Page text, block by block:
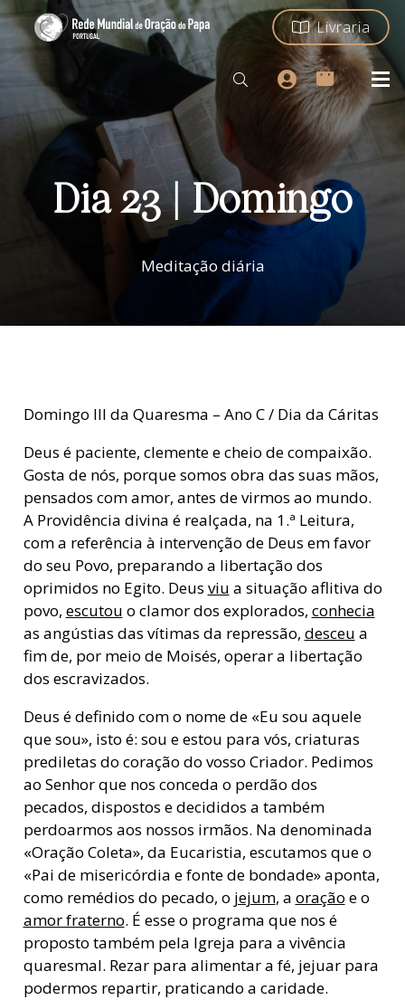
Livraria
Dia 23 | Domingo
Meditação diária
Domingo III da Quaresma – Ano C / Dia da Cáritas
Deus é paciente, clemente e cheio de compaixão.
Gosta de nós, porque somos obra das suas mãos,
pensados com amor, antes de virmos ao mundo.
A Providência divina é realçada, na 1.ª Leitura,
com a referência à intervenção de Deus em favor
do seu Povo, preparando a libertação dos
oprimidos no Egito. Deus viu a situação aflitiva do
povo, escutou o clamor dos explorados, conhecia
as angústias das vítimas da repressão, desceu a
fim de, por meio de Moisés, operar a libertação
dos escravizados.
Deus é definido com o nome de «Eu sou aquele
que sou», isto é: sou e estou para vós, criaturas
prediletas do coração do vosso Criador. Pedimos
ao Senhor que nos conceda o perdão dos
pecados, dispostos e decididos a também
perdoarmos aos nossos irmãos. Na denominada
«Oração Coleta», da Eucaristia, escutamos que o
«Pai de misericórdia e fonte de bondade» aponta,
como remédios do pecado, o jejum, a oração e o
amor fraterno. É esse o programa que nos é
proposto também pela Igreja para a vivência
quaresmal. Rezar para alimentar a fé, jejuar para
podermos repartir, praticando a caridade.